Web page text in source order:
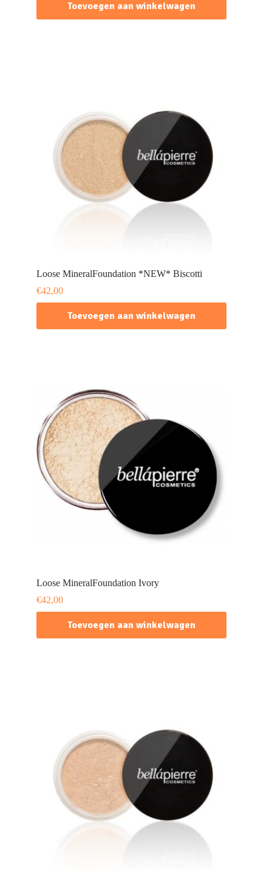
Toevoegen aan winkelwagen
Loose MineralFoundation *NEW* Biscotti
€42,00
Toevoegen aan winkelwagen
Loose MineralFoundation Ivory
€42,00
Toevoegen aan winkelwagen